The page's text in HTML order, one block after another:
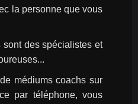
la personne que vous
sont des spécialistes et
médiums coachs sur
par téléphone, vous